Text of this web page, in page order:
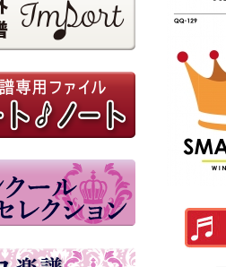
東京都立杉並高等学校吹奏楽